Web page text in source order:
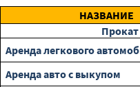
НАЗВАНИЕ
Аренда легкового
Аренда авто с выкупом